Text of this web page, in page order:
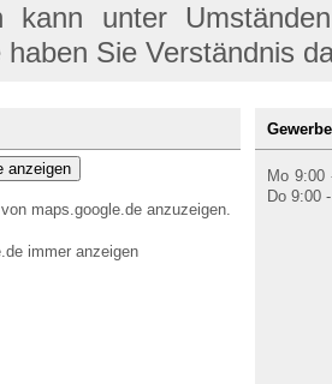
kann unter
Sie Verständnis
anzeigen
maps.google.de anzuzeigen.
immer anzeigen
Mo 9:00
Do 9:00